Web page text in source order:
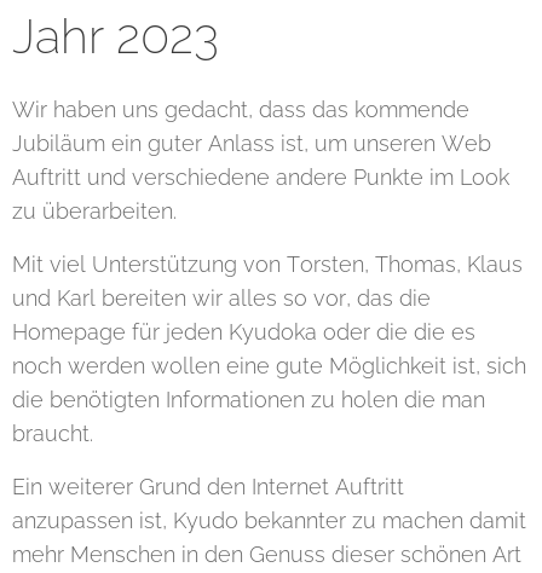
Jahr 2023
Wir haben uns gedacht, dass das kommende
Jubiläum ein guter Anlass ist, um unseren Web
Auftritt und verschiedene andere Punkte im Look
zu überarbeiten.
Mit viel Unterstützung von Torsten, Thomas, Klaus
und Karl bereiten wir alles so vor, das die
Homepage für jeden Kyudoka oder die die es
noch werden wollen eine gute Möglichkeit ist, sich
die benötigten Informationen zu holen die man
braucht.
Ein weiterer Grund den Internet Auftritt
anzupassen ist, Kyudo bekannter zu machen damit
mehr Menschen in den Genuss dieser schönen Art